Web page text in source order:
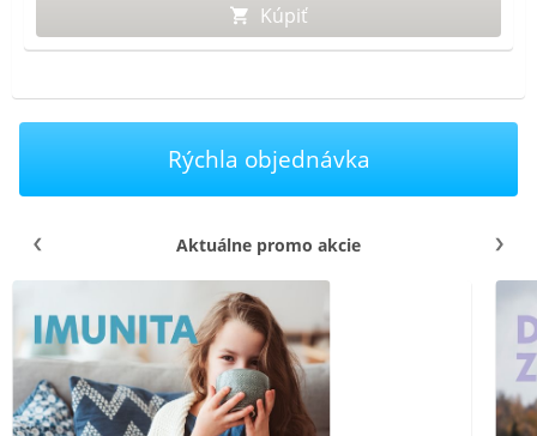
Kúpiť
Rýchla objednávka
Aktuálne promo akcie